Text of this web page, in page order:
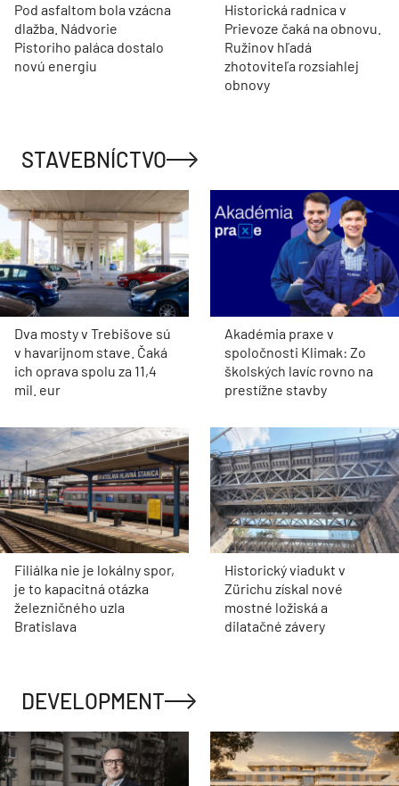
Pod asfaltom bola vzácna
dlažba. Nádvorie
Pistoriho paláca dostalo
novú energiu
Historická radnica v
Prievoze čaká na obnovu.
Ružinov hľadá
zhotoviteľa rozsiahlej
obnovy
STAVEBNÍCTVO
Dva mosty v Trebišove sú
v havarijnom stave. Čaká
ich oprava spolu za 11,4
mil. eur
Akadémia praxe v
spoločnosti Klimak: Zo
školských lavíc rovno na
prestížne stavby
Filiálka nie je lokálny spor,
je to kapacitná otázka
železničného uzla
Bratislava
Historický viadukt v
Zürichu získal nové
mostné ložiská a
dilatačné závery
DEVELOPMENT